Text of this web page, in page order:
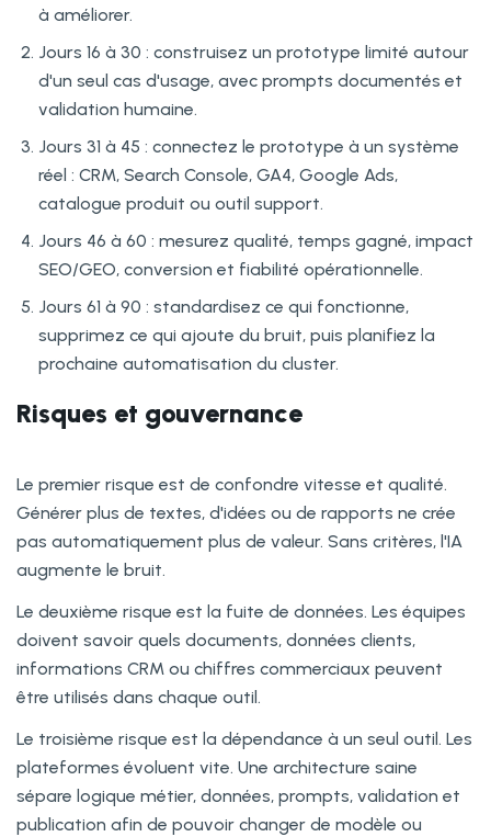
à améliorer.
Jours 16 à 30 : construisez un prototype limité autour
d'un seul cas d'usage, avec prompts documentés et
validation humaine.
Jours 31 à 45 : connectez le prototype à un système
réel : CRM, Search Console, GA4, Google Ads,
catalogue produit ou outil support.
Jours 46 à 60 : mesurez qualité, temps gagné, impact
SEO/GEO, conversion et fiabilité opérationnelle.
Jours 61 à 90 : standardisez ce qui fonctionne,
supprimez ce qui ajoute du bruit, puis planifiez la
prochaine automatisation du cluster.
Risques et gouvernance
Le premier risque est de confondre vitesse et qualité.
Générer plus de textes, d'idées ou de rapports ne crée
pas automatiquement plus de valeur. Sans critères, l'IA
augmente le bruit.
Le deuxième risque est la fuite de données. Les équipes
doivent savoir quels documents, données clients,
informations CRM ou chiffres commerciaux peuvent
être utilisés dans chaque outil.
Le troisième risque est la dépendance à un seul outil. Les
plateformes évoluent vite. Une architecture saine
sépare logique métier, données, prompts, validation et
publication afin de pouvoir changer de modèle ou